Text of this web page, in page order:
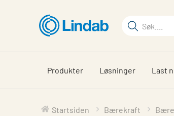
hovedinnhold
Søkeord
på
siden
Produkter Løsninger Last
Startsiden Bærekraft